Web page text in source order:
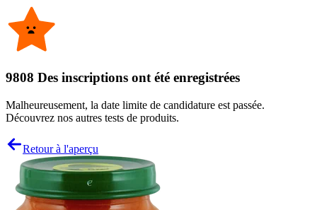
9808 Des inscriptions ont été enregistrées
Malheureusement, la date limite de candidature est passée.
Découvrez nos autres tests de produits.
Retour à l'aperçu